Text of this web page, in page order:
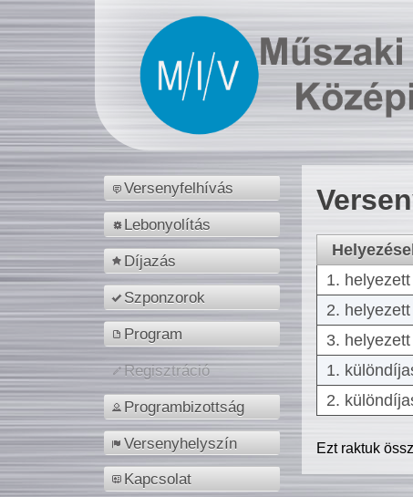
Versenyfelhívás
Lebonyolítás
Díjazás
Szponzorok
Program
Regisztráció
Programbizottság
Versenyhelyszín
Kapcsolat
1. helyezett
2. helyezett
3. helyezett
1.
2.
Ezt raktuk